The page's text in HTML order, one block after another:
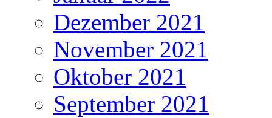
Dezember 2021
November 2021
Oktober 2021
September 2021